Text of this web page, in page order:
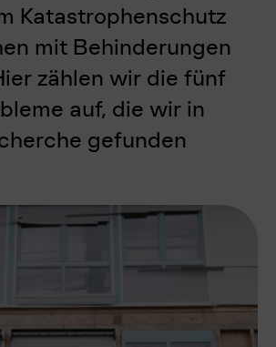
Katastrophenschutz
mit Behinderungen
zählen wir die fünf
auf, die wir in
gefunden